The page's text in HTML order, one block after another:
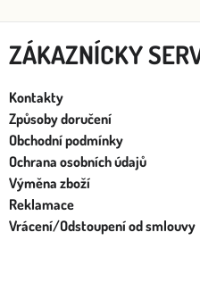
ZÁKAZNÍCKY
Kontakty
Způsoby doručení
Obchodní podmínky
Ochrana osobních údajů
Výměna zboží
Reklamace
Vrácení/Odstoupení od smlouvy